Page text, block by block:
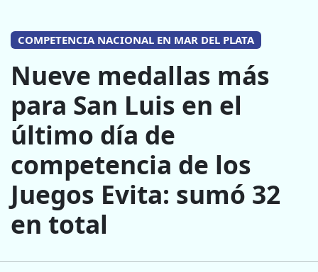
COMPETENCIA NACIONAL EN MAR DEL PLATA
Nueve medallas más
para San Luis en el
último día de
competencia de los
Juegos Evita: sumó 32
en total